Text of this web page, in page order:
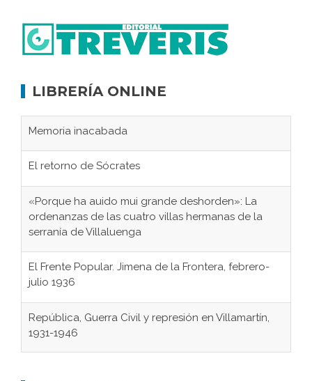
LIBRERÍA ONLINE
Memoria inacabada
El retorno de Sócrates
«Porque ha auido mui grande deshorden»: La
ordenanzas de las cuatro villas hermanas de la
serranía de Villaluenga
El Frente Popular. Jimena de la Frontera, febrero-
julio 1936
República, Guerra Civil y represión en Villamartín,
1931-1946